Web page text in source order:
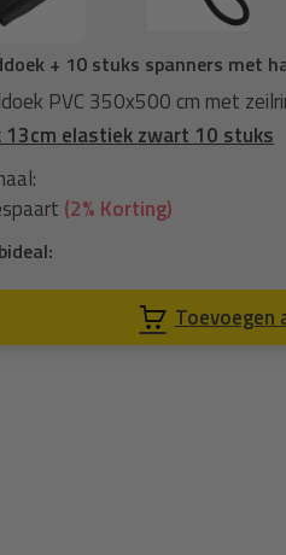
+ 10 stuks spanners met
PVC 350x500 cm met
13cm elastiek zwart 10 stuks
(2% Korting)
Toevoegen